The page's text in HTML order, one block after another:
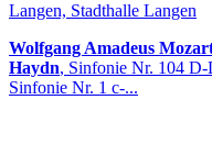
Langen, Stadthalle Langen
Wolfgang Amadeus
Haydn, Sinfonie Nr. 104
Sinfonie Nr. 1 c-...